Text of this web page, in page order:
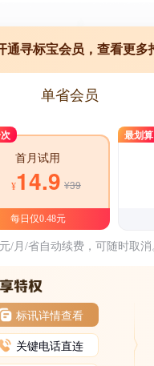
通寻标宝会员，查看更多
单省会员
首月试用
¥14.9 ¥39
每日仅0.48元
最划算
/月/省自动续费，可随时取消
标讯详情查看
关键电话直连